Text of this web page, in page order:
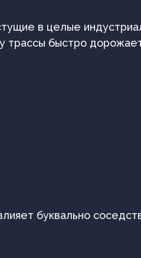
в целые
быстро
буквально